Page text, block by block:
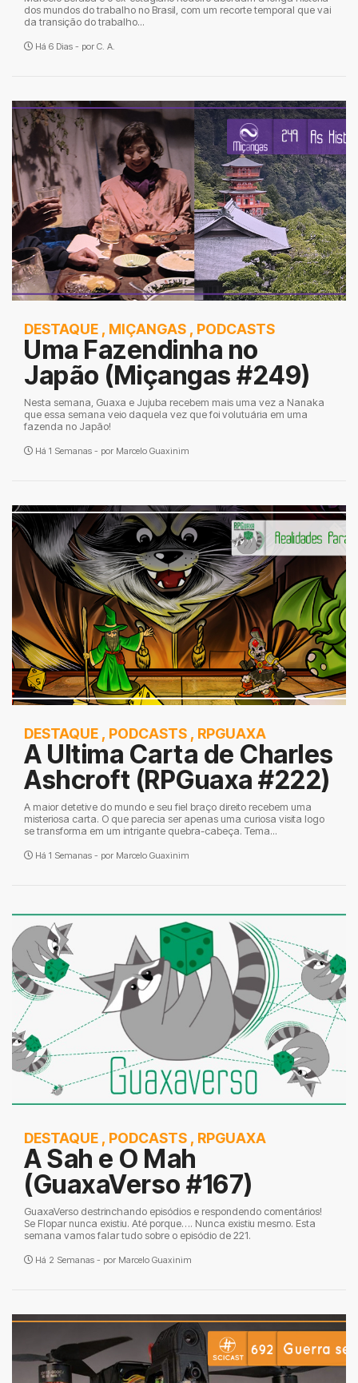
dos mundos do trabalho no Brasil, com um recorte temporal que vai
da transição do trabalho...
Há 6 Dias - por C. A.
DESTAQUE , MIÇANGAS , PODCASTS
Uma Fazendinha no
Japão (Miçangas #249)
Nesta semana, Guaxa e Jujuba recebem mais uma vez a Nanaka
que essa semana veio daquela vez que foi volutuária em uma
fazenda no Japão!
Há 1 Semanas - por Marcelo Guaxinim
DESTAQUE , PODCASTS , RPGUAXA
A Ultima Carta de Charles
Ashcroft (RPGuaxa #222)
A maior detetive do mundo e seu fiel braço direito recebem uma
misteriosa carta. O que parecia ser apenas uma curiosa visita logo
se transforma em um intrigante quebra-cabeça. Tema...
Há 1 Semanas - por Marcelo Guaxinim
DESTAQUE , PODCASTS , RPGUAXA
A Sah e O Mah
(GuaxaVerso #167)
GuaxaVerso destrinchando episódios e respondendo comentários!
Se Flopar nunca existiu. Até porque…. Nunca existiu mesmo. Esta
semana vamos falar tudo sobre o episódio de 221.
Há 2 Semanas - por Marcelo Guaxinim